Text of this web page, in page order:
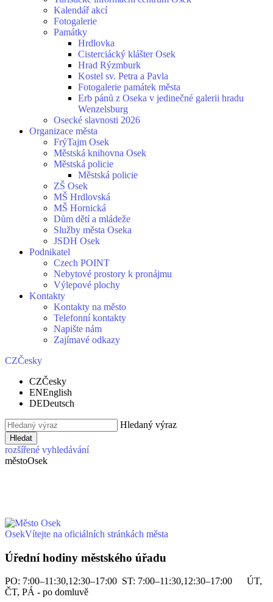
Kalendář akcí
Fotogalerie
Památky
Hrdlovka
Cisterciácký klášter Osek
Hrad Rýzmburk
Kostel sv. Petra a Pavla
Fotogalerie památek města
Erb pánů z Oseka v jedinečné galerii hradu
Wenzelsburg
Osecké slavnosti 2026
Organizace města
FrýTajm Osek
Městská knihovna Osek
Městská policie
Městská policie
ZŠ Osek
MŠ Hrdlovská
MŠ Hornická
Dům dětí a mládeže
Služby města Oseka
JSDH Osek
Podnikatel
Czech POINT
Nebytové prostory k pronájmu
Výlepové plochy
Kontakty
Kontakty na město
Telefonní kontakty
Napište nám
Zajímavé odkazy
CZČesky
CZČesky
ENEnglish
DEDeutsch
Hledaný výraz
Hledat
rozšířené vyhledávání
městoOsek
OsekVítejte na oficiálních stránkách města
Úřední hodiny městského úřadu
PO: 7:00–11:30,12:30–17:00 ST: 7:00–11:30,12:30–17:00 ÚT,
ČT, PÁ - po domluvě